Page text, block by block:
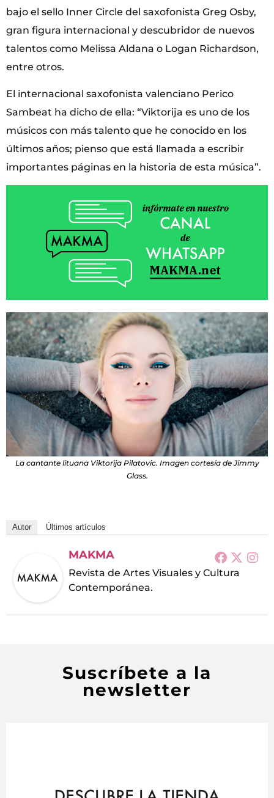
bajo el sello Inner Circle del saxofonista Greg Osby,
gran figura internacional y descubridor de nuevos
talentos como Melissa Aldana o Logan Richardson,
entre otros.
El internacional saxofonista valenciano Perico
Sambeat ha dicho de ella: “Viktorija es uno de los
músicos con más talento que he conocido en los
últimos años; pienso que está llamada a escribir
importantes páginas en la historia de esta música”.
La cantante lituana Viktorija Pilatovic. Imagen cortesía de Jimmy
Glass.
Autor Últimos artículos
MAKMA
Revista de Artes Visuales y Cultura
Contemporánea.
Suscríbete a la
newsletter